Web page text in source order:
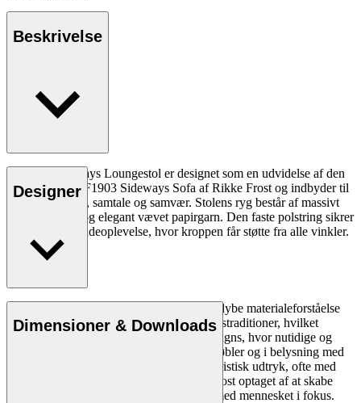
Beskrivelse
RF1904 Sideways Loungestol er designet som en udvidelse af den
prisvindende RF1903 Sideways Sofa af Rikke Frost og indbyder til
stille fordybelse, samtale og samvær. Stolens ryg består af massivt
dampbøjet træ og elegant vævet papirgarn. Den faste polstring sikrer
en behagelig siddeoplevelse, hvor kroppen får støtte fra alle vinkler.
Læs mere
Designer
Rikke Frost (f. 1973) er anerkendt for sin dybe materialeforståelse
og kombinationen af forskellige håndværkstraditioner, hvilket
afspejles tydeligt i hendes portefølje af designs, hvor nutidige og
ældre designgreb og materialer mødes i møbler og i belysning med
et organisk formsprog. Foruden et karakteristisk udtryk, ofte med
cirkel-formen som hovedrolle, er Rikke Frost optaget af at skabe
langtidsholdbare og funktionelle designs med mennesket i fokus.
Dimensioner & Downloads